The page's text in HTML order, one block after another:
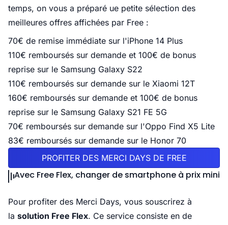
temps, on vous a préparé ue petite sélection des
meilleures offres affichées par Free :
70€ de remise immédiate sur l'iPhone 14 Plus
110€ remboursés sur demande et 100€ de bonus
reprise sur le Samsung Galaxy S22
110€ remboursés sur demande sur le Xiaomi 12T
160€ remboursés sur demande et 100€ de bonus
reprise sur le Samsung Galaxy S21 FE 5G
70€ remboursés sur demande sur l'Oppo Find X5 Lite
83€ remboursés sur demande sur le Honor 70
PROFITER DES MERCI DAYS DE FREE
Avec Free Flex, changer de smartphone à prix mini
Pour profiter des Merci Days, vous souscrirez à
la solution Free Flex. Ce service consiste en de